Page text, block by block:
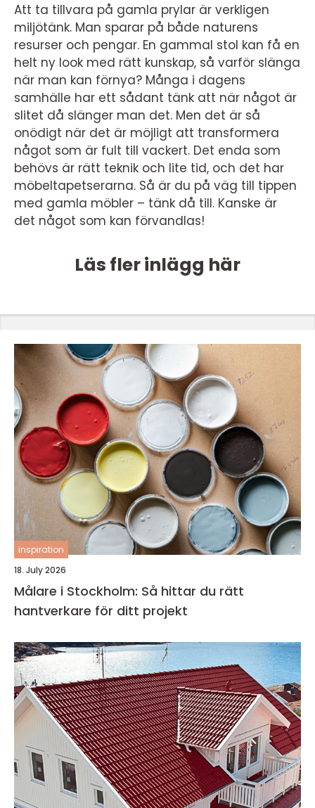
Att ta tillvara på gamla prylar är verkligen
miljötänk. Man sparar på både naturens
resurser och pengar. En gammal stol kan få en
helt ny look med rätt kunskap, så varför slänga
när man kan förnya? Många i dagens
samhälle har ett sådant tänk att när något är
slitet då slänger man det. Men det är så
onödigt när det är möjligt att transformera
något som är fult till vackert. Det enda som
behövs är rätt teknik och lite tid, och det har
möbeltapetserarna. Så är du på väg till tippen
med gamla möbler – tänk då till. Kanske är
det något som kan förvandlas!
Läs fler inlägg här
inspiration
18. July 2026
Målare i Stockholm: Så hittar du rätt
hantverkare för ditt projekt